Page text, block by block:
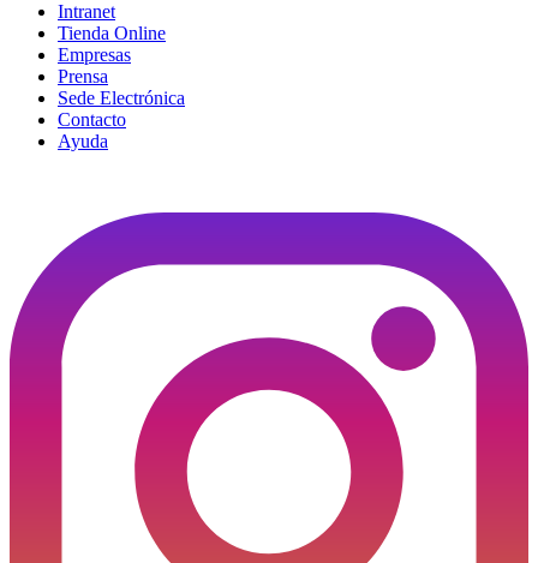
Intranet
Tienda Online
Empresas
Prensa
Sede Electrónica
Contacto
Ayuda